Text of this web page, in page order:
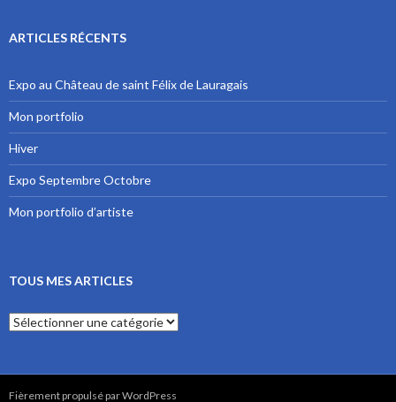
ARTICLES RÉCENTS
Expo au Château de saint Félix de Lauragais
Mon portfolio
Hiver
Expo Septembre Octobre
Mon portfolio d’artiste
TOUS MES ARTICLES
Tous mes articles
Fièrement propulsé par WordPress